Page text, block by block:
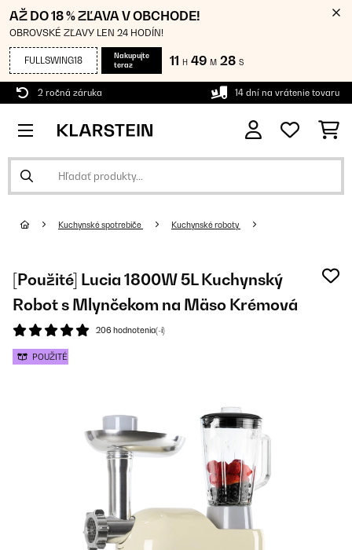
AŽ DO 18 % ZĽAVA V OBCHODE!
OBROVSKÉ ZĽAVY LEN 24 HODÍN!
FULLSWING18
Nakupujte
teraz
11 H 49 M 28 S
2 ročná záruka 14 dní na vrátenie tovaru
Kuchynské spotrebiče Kuchynské roboty
[Použité] Lucia 1800W 5L Kuchynský
Robot s Mlynčekom na Mäso Krémová
206 hodnotenia(-í)
POUŽITÉ